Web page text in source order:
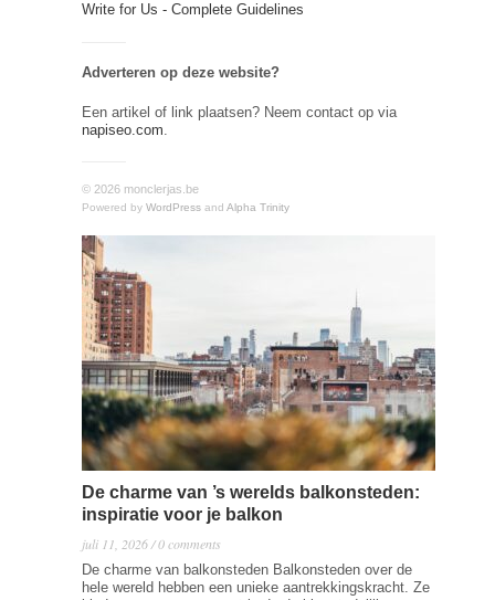
Write for Us - Complete Guidelines
Adverteren op deze website?
Een artikel of link plaatsen? Neem contact op via
napiseo.com.
© 2026 monclerjas.be
Powered by WordPress and Alpha Trinity
De charme van ’s werelds balkonsteden:
inspiratie voor je balkon
juli 11, 2026 / 0 comments
De charme van balkonsteden Balkonsteden over de
hele wereld hebben een unieke aantrekkingskracht. Ze